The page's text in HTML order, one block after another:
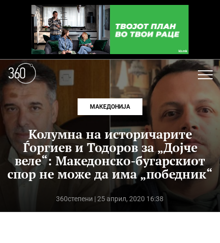
МАКЕДОНИЈА
Колумна на историчарите
Ѓоргиев и Тодоров за „Дојче
веле“: Македонско-бугарскиот
спор не може да има „победник“
360степени | 25 април, 2020 16:38